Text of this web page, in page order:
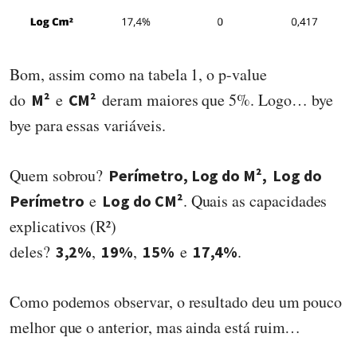
Bom, assim como na tabela 1, o p-value
do M² e CM² deram maiores que 5%. Logo… bye
bye para essas variáveis.
Quem sobrou? Perímetro, Log do M², Log do
Perímetro e Log do CM². Quais as capacidades
explicativos (R²)
deles? 3,2%, 19%, 15% e 17,4%.
Como podemos observar, o resultado deu um pouco
melhor que o anterior, mas ainda está ruim…